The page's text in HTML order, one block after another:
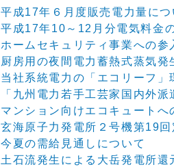
平成17年６月度販売電力量に
平成17年10～12月分電気料金
ホームセキュリティ事業への参
厨房用の夜間電力蓄熱式蒸気
当社系統電力の「エコリーフ
「九州電力若手工芸家国内外
マンション向けエコキュート
玄海原子力発電所２号機第19
今夏の需給見通しについて
土石流発生による大岳発電所